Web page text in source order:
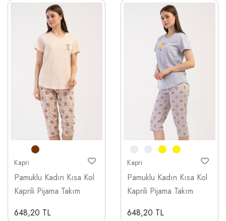
Kapri
Pamuklu Kadın Kısa Kol
Kaprili Pijama Takım
648,20 TL
Kapri
Pamuklu Kadın Kısa Kol
Kaprili Pijama Takım
648,20 TL